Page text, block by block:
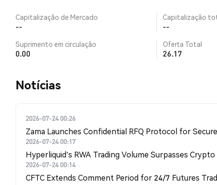
Capitalização de Mercado
--
Capitalização
--
Suprimento em circulação
0.00
Oferta Total
26.17
​​Notícias​​
2026-07-24 00:26
Zama Launches Confidential RFQ Protocol for
2026-07-24 00:17
Hyperliquid's RWA Trading Volume Surpasses
2026-07-24 00:14
CFTC Extends Comment Period for 24/7 Futures